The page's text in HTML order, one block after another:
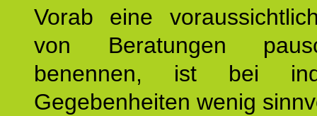
Vorab eine
von Beratungen
benennen, ist bei
Gegebenheiten wenig